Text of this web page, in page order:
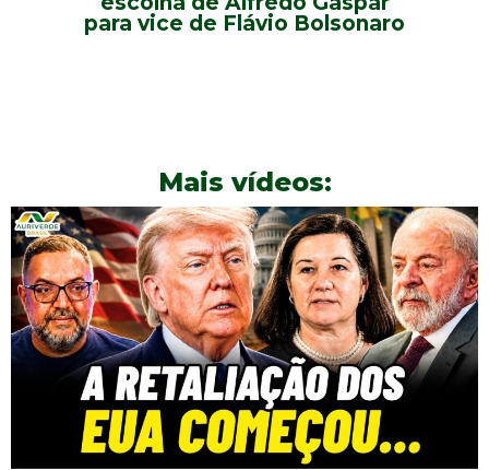
para vice de Flávio Bolsonaro
Mais vídeos: